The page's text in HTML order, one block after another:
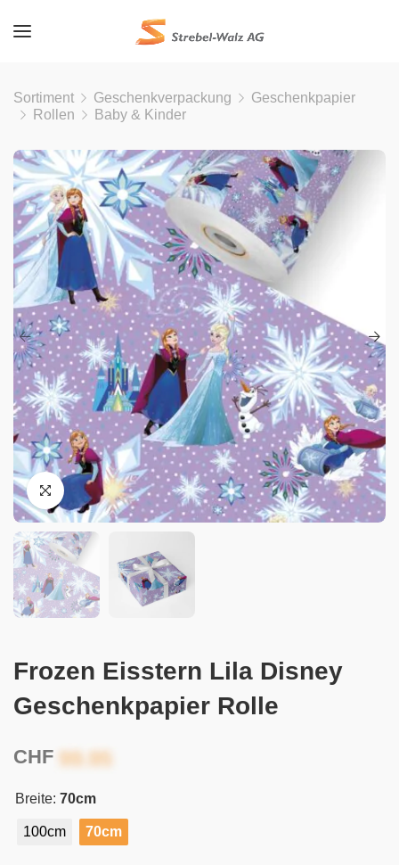
Sortiment Geschenkverpackung
Geschenkpapier
Rollen
Baby & Kinder
Frozen Eisstern Lila Disney
Geschenkpapier Rolle
CHF
Breite: 70cm
100cm 70cm